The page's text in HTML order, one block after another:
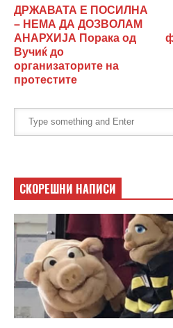
ДРЖАВАТА Е ПОСИЛНА
– НЕМА ДА ДОЗВОЛАМ
АНАРХИЈА Порака од
Вучиќ до
организаторите на
протестите
СКОРЕШНИ НАПИСИ